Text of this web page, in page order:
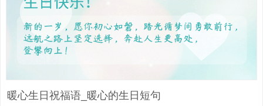
暖心生日祝福语_暖心的生日短句